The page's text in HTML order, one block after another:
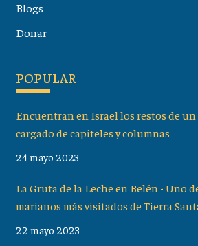
Blogs
Donar
POPULAR
Encuentran en Israel los restos de
cargado de capiteles y columnas
24 mayo 2023
La Gruta de la Leche en Belén - Uno
marianos más visitados de Tierra
22 mayo 2023